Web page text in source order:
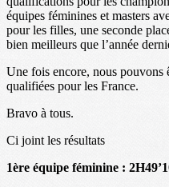
équipes féminines et masters
pour les filles, une seconde
bien meilleurs que l’année
Une fois encore, nous pouvons
qualifiées pour les France.
Bravo à tous.
Ci joint les résultats
1ère équipe féminine :